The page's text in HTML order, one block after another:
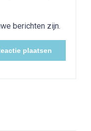
berichten zijn.